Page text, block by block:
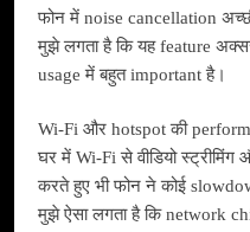
फोन में noise cancellation
मुझे लगता है कि यह feature
usage में बहुत important है।
Wi-Fi और hotspot की
घर में Wi-Fi से वीडियो
करते हुए भी फोन ने कोई
मुझे ऐसा लगता है कि network